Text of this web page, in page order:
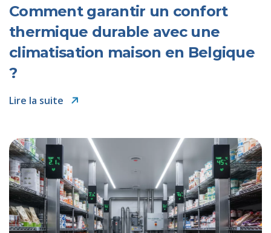
Comment garantir un confort
thermique durable avec une
climatisation maison en Belgique
?
Lire la suite